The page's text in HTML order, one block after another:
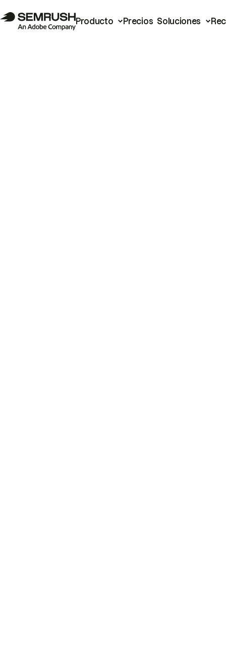
Producto Precios Soluciones